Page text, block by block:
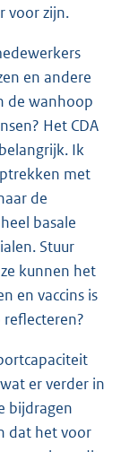
voor zijn.
en andere
de wanhoop
Het CDA
Ik
met
de
basale
Stuur
kunnen het
en vaccins is
er verder in
bijdragen
dat het voor